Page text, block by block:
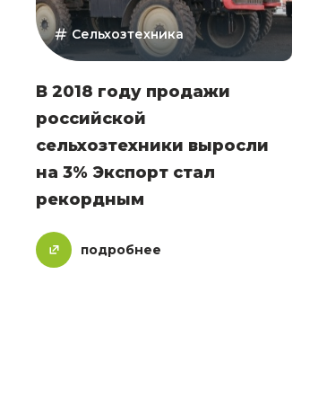
Сельхозтехника
В 2018 году продажи
российской
сельхозтехники выросли
на 3% Экспорт стал
рекордным
подробнее